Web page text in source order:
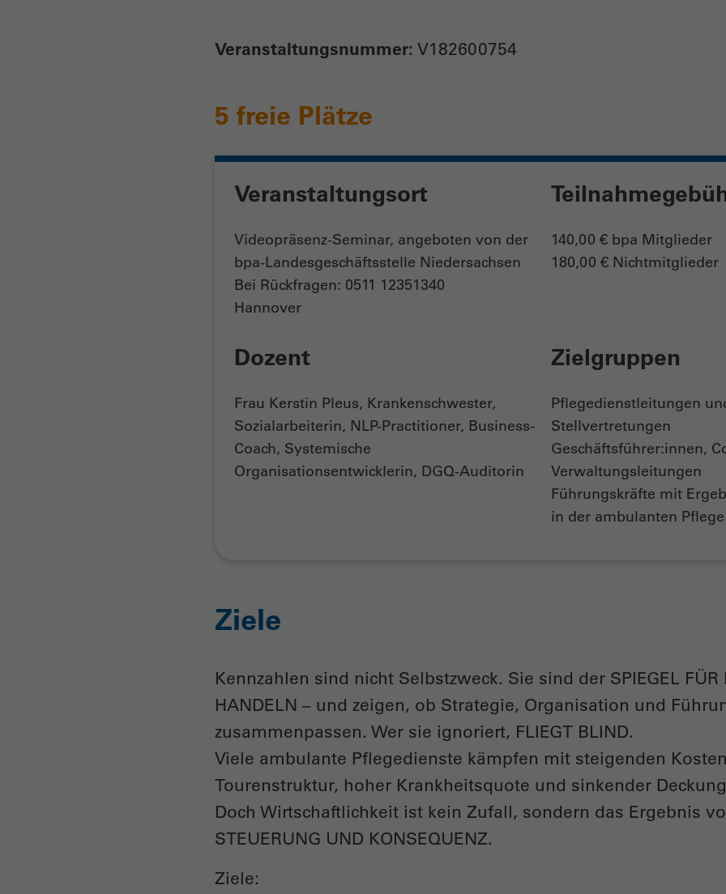
Veranstaltungsnummer: V182600754
5 freie Plätze
Veranstaltungsort
Videopräsenz-Seminar, angeboten von der
bpa-Landesgeschäftsstelle Niedersachsen
Bei Rückfragen: 0511 12351340
Hannover
140,00 € bpa Mitglieder
180,00 € Nichtmitglieder
Dozent
Frau Kerstin Pleus, Krankenschwester,
Sozialarbeiterin, NLP-Practitioner, Business-
Coach, Systemische
Organisationsentwicklerin, DGQ-Auditorin
Zielgruppen
Pflegedienstleitungen
Stellvertretungen
Geschäftsführer:innen,
Verwaltungsleitungen
Führungskräfte mit
in der ambulanten Pflege
Ziele
Kennzahlen sind nicht Selbstzweck. Sie sind der SPIEGEL FÜR
HANDELN – und zeigen, ob Strategie, Organisation und
zusammenpassen. Wer sie ignoriert, FLIEGT BLIND.
Viele ambulante Pflegedienste kämpfen mit steigenden
Tourenstruktur, hoher Krankheitsquote und sinkender
Doch Wirtschaftlichkeit ist kein Zufall, sondern das Ergebnis
STEUERUNG UND KONSEQUENZ.
Ziele: